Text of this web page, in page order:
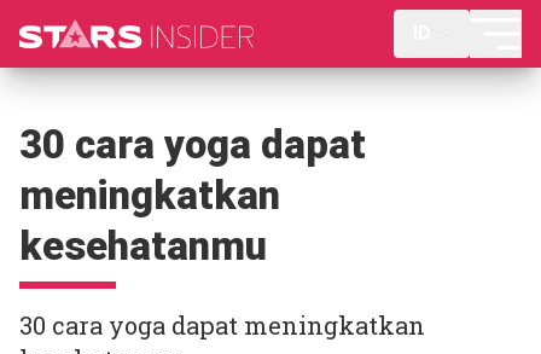
30 cara yoga dapat
meningkatkan
kesehatanmu
30 cara yoga dapat meningkatkan